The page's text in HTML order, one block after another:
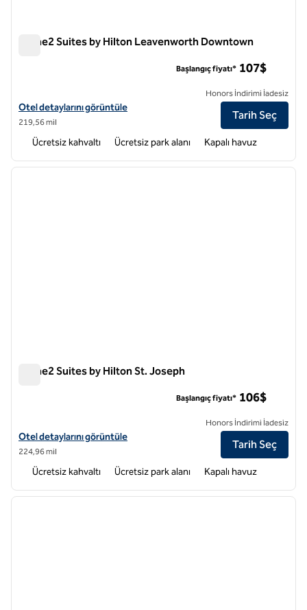
Home2 Suites by Hilton Leavenworth Downtown
Home2 Suites by Hilton Leavenworth Downtown için otel
Otel detaylarını görüntüle
219,56 mil
Başlangıç fiyatı* 107$
Honors İndirimi İadesiz
Tarih Seç
Ücretsiz kahvaltı Ücretsiz park alanı Kapalı havuz
1 / 12
Home2 Suites by Hilton St. Joseph
Home2 Suites by Hilton St. Joseph için otel bilgilerini görüntüleyin
Otel detaylarını görüntüle
224,96 mil
Başlangıç fiyatı* 106$
Honors İndirimi İadesiz
Tarih Seç
Ücretsiz kahvaltı Ücretsiz park alanı Kapalı havuz
1 / 11